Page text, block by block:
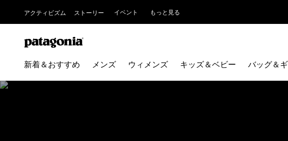
アクティビズム ストーリー イベント もっと見る
新着＆おすすめ メンズ ウィメンズ キッズ＆ベビー バッグ＆